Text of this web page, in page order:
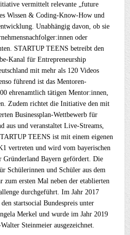
vermittelt relevante „future
Wissen & Coding-Know-How und
Unabhängig davon, ob sie
oder
STARTUP TEENS betreibt den
Kanal für Entrepreneurship
mit mehr als 120 Videos
führend ist das Mentoren-
ehrenamtlich tätigen Mentor:innen,
Zudem richtet die Initiative den mit
Businessplan-Wettbewerb für
aus und veranstaltet Live-Streams,
TEENS ist mit einem eigenen
vertreten und wird vom bayerischen
Gründerland Bayern gefördert. Die
Schülerinnen und Schüler aus dem
zum ersten Mal neben der etablierten
durchgeführt. Im Jahr 2017
startsocial Bundespreis unter
Merkel und wurde im Jahr 2019
Steinmeier ausgezeichnet.